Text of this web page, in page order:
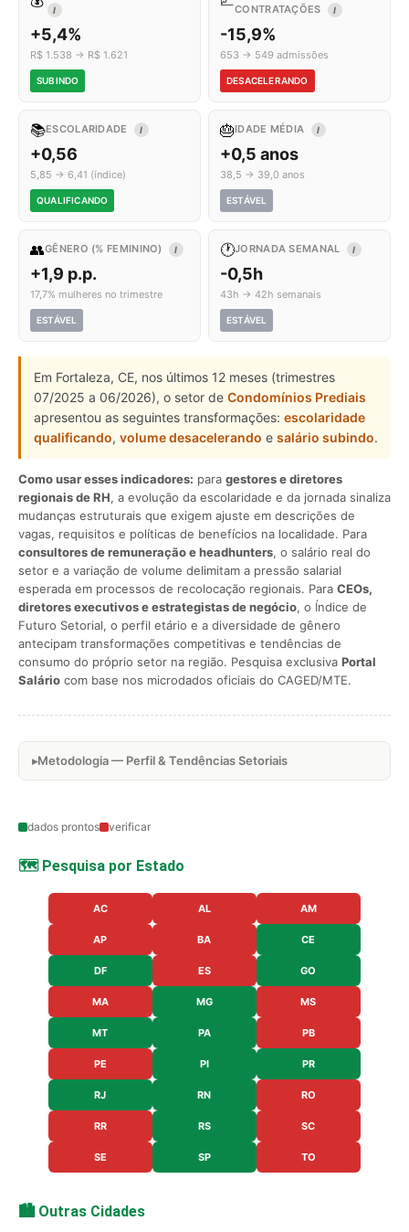
I
+5,4%
R$ 1.538 → R$ 1.621
SUBINDO
CONTRATAÇÕES I
-15,9%
653 → 549 admissões
DESACELERANDO
📚ESCOLARIDADE I
+0,56
5,85 → 6,41 (índice)
QUALIFICANDO
🎂IDADE MÉDIA I
+0,5 anos
38,5 → 39,0 anos
ESTÁVEL
👥GÊNERO (% FEMININO) I
+1,9 p.p.
17,7% mulheres no trimestre
ESTÁVEL
🕐JORNADA SEMANAL I
-0,5h
43h → 42h semanais
ESTÁVEL
Em Fortaleza, CE, nos últimos 12 meses (trimestres
07/2025 a 06/2026), o setor de Condomínios Prediais
apresentou as seguintes transformações: escolaridade
qualificando, volume desacelerando e salário subindo.
Como usar esses indicadores: para gestores e diretores
regionais de RH, a evolução da escolaridade e da jornada sinaliza
mudanças estruturais que exigem ajuste em descrições de
vagas, requisitos e políticas de benefícios na localidade. Para
consultores de remuneração e headhunters, o salário real do
setor e a variação de volume delimitam a pressão salarial
esperada em processos de recolocação regionais. Para CEOs,
diretores executivos e estrategistas de negócio, o Índice de
Futuro Setorial, o perfil etário e a diversidade de gênero
antecipam transformações competitivas e tendências de
consumo do próprio setor na região. Pesquisa exclusiva Portal
Salário com base nos microdados oficiais do CAGED/MTE.
Metodologia — Perfil & Tendências Setoriais
dados prontos verificar
🗺️ Pesquisa por Estado
AC AL AM
AP BA CE
DF ES GO
MA MG MS
MT PA PB
PE PI PR
RJ RN RO
RR RS SC
SE SP TO
🏙️ Outras Cidades